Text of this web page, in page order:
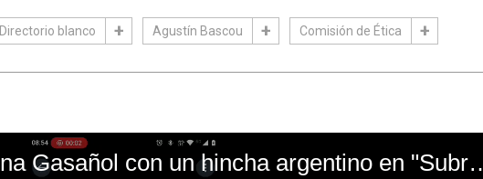
Directorio blanco Agustín Bascou Comisión de Ética
El mal momento de Yanina